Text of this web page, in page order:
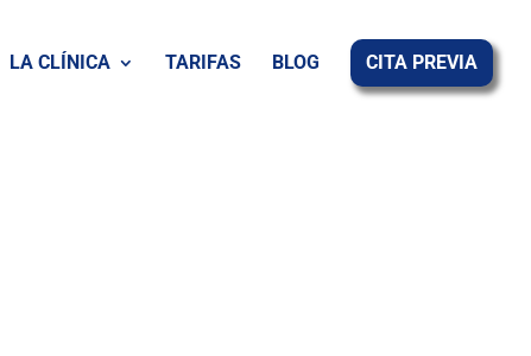
LA CLÍNICA TARIFAS BLOG CITA PREVIA